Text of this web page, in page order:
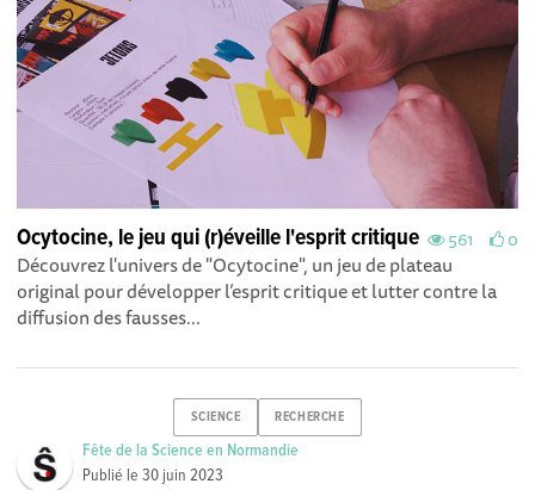
561 0
Ocytocine, le jeu qui (r)éveille l'esprit critique
Découvrez l'univers de "Ocytocine", un jeu de plateau
original pour développer l’esprit critique et lutter contre la
diffusion des fausses...
SCIENCE RECHERCHE
Fête de la Science en Normandie
Publié le30 juin 2023